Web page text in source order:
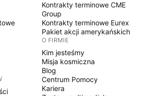
Kontrakty terminowe CME
Group
Kontrakty terminowe Eurex
Pakiet akcji amerykańskich
O FIRMIE
Kim jesteśmy
Misja kosmiczna
Blog
Centrum Pomocy
Kariera